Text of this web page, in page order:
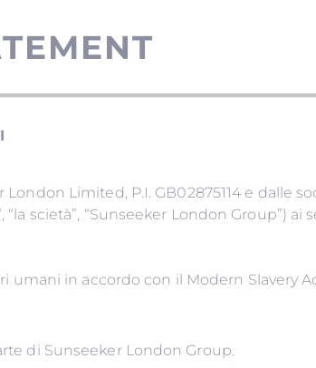
E IL TRAFFICO
Limited, P.I. GB02875114 e dalle
scietà”, “Sunseeker London Group”)
in accordo con il Modern Slavery
di Sunseeker London Group.